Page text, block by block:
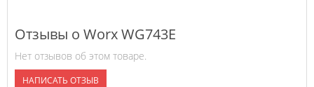
Отзывы о Worx WG743E
Нет отзывов об этом товаре.
НАПИСАТЬ ОТЗЫВ